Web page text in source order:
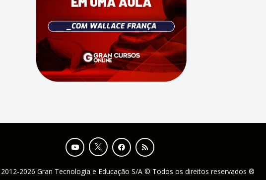
2026 Gran Tecnologia e Educação S/A © Todos os direitos reservados ®